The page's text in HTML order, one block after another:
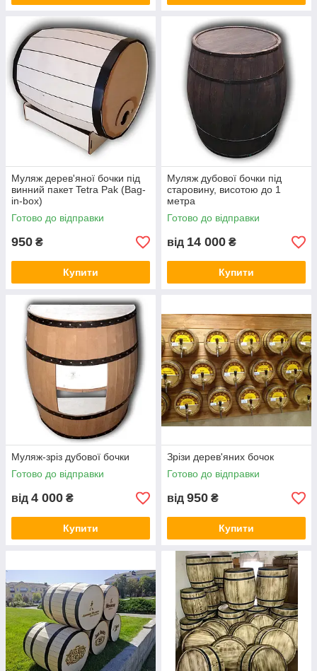
Муляж дерев'яної бочки під
винний пакет Tetra Pak (Bag-
in-box)
Готово до відправки
950 ₴
Купити
Муляж дубової бочки під
старовину, висотою до 1
метра
Готово до відправки
від 14 000 ₴
Купити
Муляж-зріз дубової бочки
Готово до відправки
від 4 000 ₴
Купити
Зрізи дерев'яних бочок
Готово до відправки
від 950 ₴
Купити